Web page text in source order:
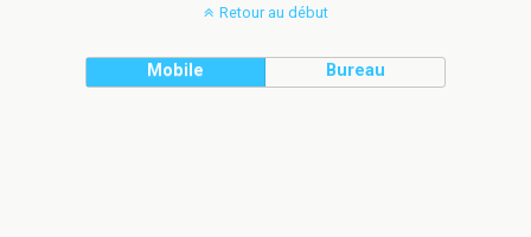
Retour au début
Mobile Bureau